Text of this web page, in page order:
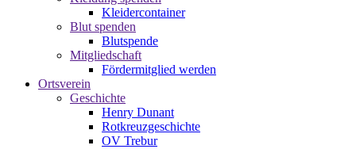
Kleidercontainer
Blut spenden
Blutspende
Mitgliedschaft
Fördermitglied werden
Ortsverein
Geschichte
Henry Dunant
Rotkreuzgeschichte
OV Trebur